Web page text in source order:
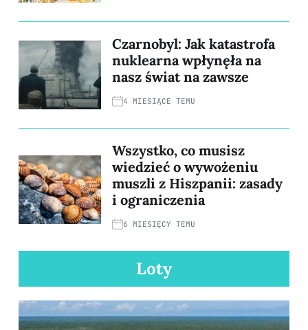
Czarnobyl: Jak katastrofa
nuklearna wpłynęła na
nasz świat na zawsze
4 MIESIĄCE TEMU
Wszystko, co musisz
wiedzieć o wywożeniu
muszli z Hiszpanii: zasady
i ograniczenia
6 MIESIĘCY TEMU
Loty